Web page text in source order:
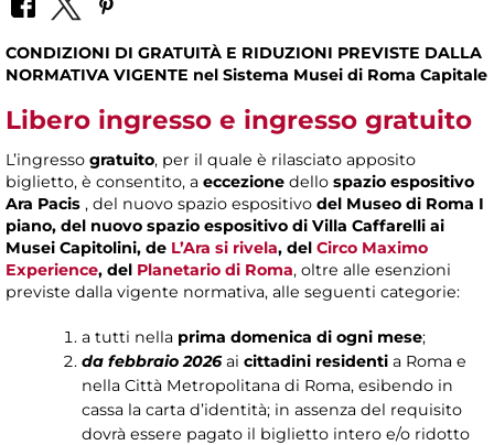
CONDIZIONI DI GRATUITÀ E RIDUZIONI PREVISTE DALLA
NORMATIVA VIGENTE nel Sistema Musei di Roma Capitale
Libero ingresso e ingresso gratuito
L’ingresso gratuito, per il quale è rilasciato apposito
biglietto, è consentito, a eccezione dello spazio espositivo
Ara Pacis , del nuovo spazio espositivo del Museo di Roma I
piano, del nuovo spazio espositivo di Villa Caffarelli ai
Musei Capitolini, de L’Ara si rivela, del Circo Maximo
Experience, del Planetario di Roma, oltre alle esenzioni
previste dalla vigente normativa, alle seguenti categorie:
a tutti nella prima domenica di ogni mese;
da febbraio 2026ai cittadini residentia Roma e
nella Città Metropolitana di Roma, esibendo in
cassa la carta d’identità; in assenza del requisito
dovrà essere pagato il biglietto intero e/o ridotto